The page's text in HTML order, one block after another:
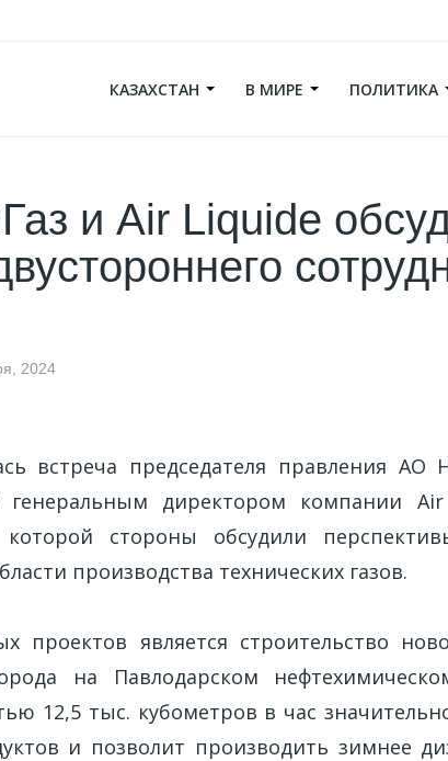
КАЗАХСТАН В МИРЕ ПОЛИТИКА
и Air Liquide
2024
встреча председателя правления АО
генеральным директором компании
стороны обсудили
производства технических газов.
проектов является строительство
на Павлодарском
12,5 тыс. кубометров в час
и позволит производить зимнее